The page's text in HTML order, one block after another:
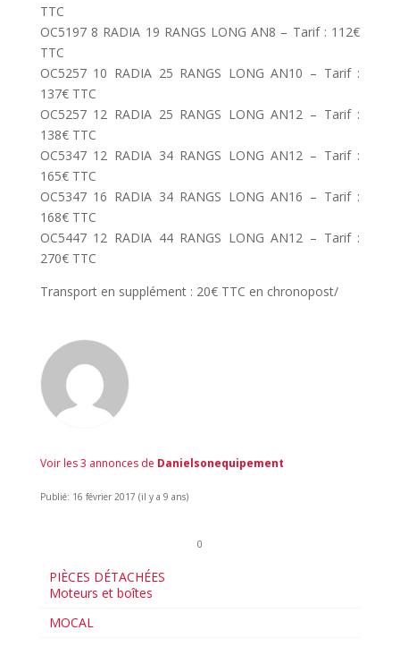
TTC
OC5197 8 RADIA 19 RANGS LONG AN8 – Tarif : 112€
TTC
OC5257 10 RADIA 25 RANGS LONG AN10 – Tarif :
137€ TTC
OC5257 12 RADIA 25 RANGS LONG AN12 – Tarif :
138€ TTC
OC5347 12 RADIA 34 RANGS LONG AN12 – Tarif :
165€ TTC
OC5347 16 RADIA 34 RANGS LONG AN16 – Tarif :
168€ TTC
OC5447 12 RADIA 44 RANGS LONG AN12 – Tarif :
270€ TTC
Transport en supplément : 20€ TTC en chronopost/
Voir les 3 annonces de Danielsonequipement
Publié: 16 février 2017 (il y a 9 ans)
0
PIÈCES DÉTACHÉES
Moteurs et boîtes
MOCAL